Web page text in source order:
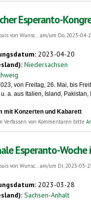
Esperanto-
von Wunsc...am/um Do, 2023-04-
2023-04-20
Niedersachsen
von Freitag, 26. Mai, bis
a. aus Italien, Island,
mit Konzerten und Kabarett
Deutscher Esperanto-Kongress
Verfassen von Kommentaren bitte
Esperanto-
von Wunsc...am/um Di, 2023-03-
2023-03-28
Sachsen-Anhalt